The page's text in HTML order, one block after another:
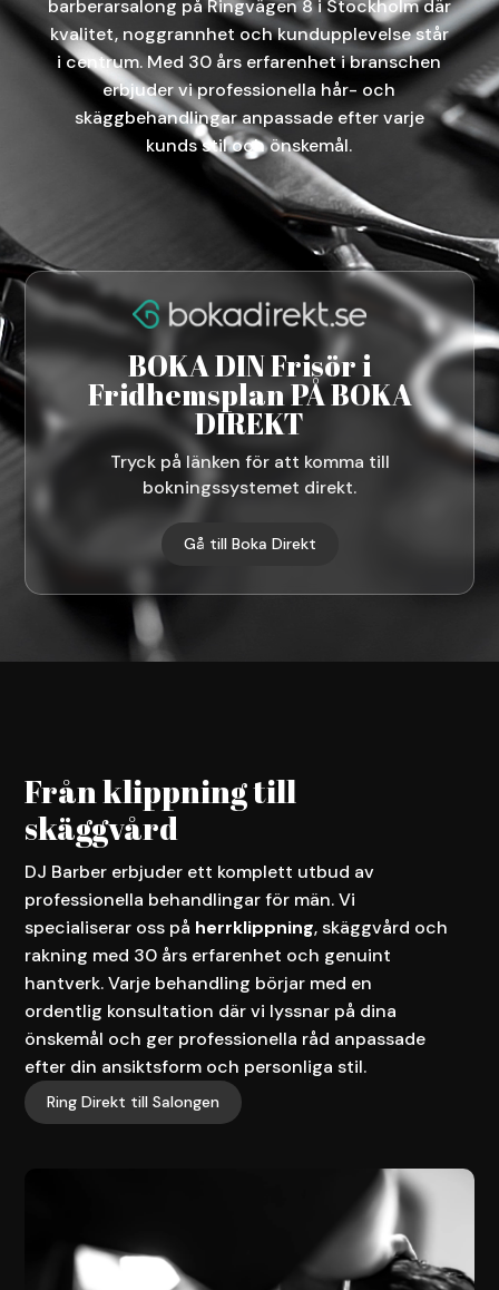
barberarsalong på Ringvägen 8 i Stockholm där
kvalitet, noggrannhet och kundupplevelse står
i centrum. Med 30 års erfarenhet i branschen
erbjuder vi professionella hår- och
skäggbehandlingar anpassade efter varje
kunds stil och önskemål.
BOKA DIN Frisör i
Fridhemsplan PÅ BOKA
DIREKT
Tryck på länken för att komma till
bokningssystemet direkt.
Gå till Boka Direkt
Från klippning till
skäggvård
DJ Barber erbjuder ett komplett utbud av
professionella behandlingar för män. Vi
specialiserar oss på herrklippning, skäggvård och
rakning med 30 års erfarenhet och genuint
hantverk. Varje behandling börjar med en
ordentlig konsultation där vi lyssnar på dina
önskemål och ger professionella råd anpassade
efter din ansiktsform och personliga stil.
Ring Direkt till Salongen